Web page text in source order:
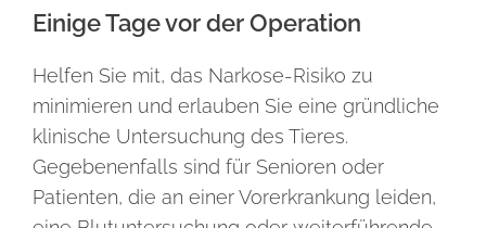
Einige Tage vor der Operation
Helfen Sie mit, das Narkose-Risiko zu
minimieren und erlauben Sie eine gründliche
klinische Untersuchung des Tieres.
Gegebenenfalls sind für Senioren oder
Patienten, die an einer Vorerkrankung leiden,